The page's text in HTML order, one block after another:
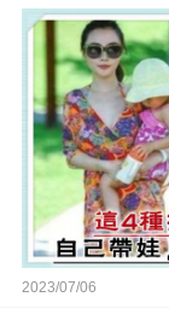
2023/07/06